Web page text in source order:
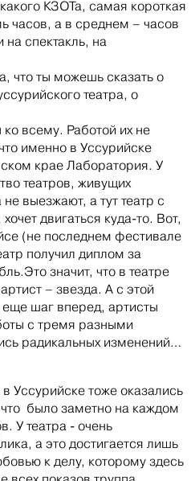
КЗОТа, самая короткая
часов, а в среднем – часов
спектакль, на
что ты можешь сказать о
театра, о
ко всему. Работой их не
именно в Уссурийске
крае Лаборатория. У
театров, живущих
выезжают, а тут театр с
двигаться куда-то. Вот,
(не последнем фестивале
получил диплом за
значит, что в театре
– звезда. А с этой
шаг вперед, артисты
с тремя разными
радикальных изменений…
Уссурийске тоже оказались
было заметно на каждом
У театра - очень
а это достигается лишь
к делу, которому здесь